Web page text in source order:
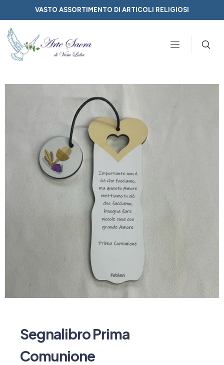
VASTO ASSORTIMENTO DI ARTICOLI RELIGIOSI
Segnalibro Prima
Comunione